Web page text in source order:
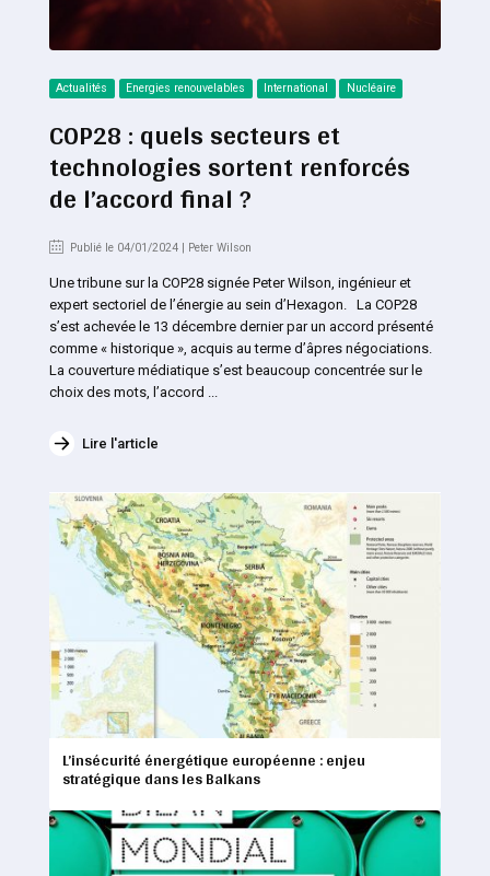
Actualités Energies renouvelables International Nucléaire
COP28 : quels secteurs et
technologies sortent renforcés
de l’accord final ?
Publié le 04/01/2024 | Peter Wilson
Une tribune sur la COP28 signée Peter Wilson, ingénieur et
expert sectoriel de l’énergie au sein d’Hexagon. La COP28
s’est achevée le 13 décembre dernier par un accord présenté
comme « historique », acquis au terme d’âpres négociations.
La couverture médiatique s’est beaucoup concentrée sur le
choix des mots, l’accord ...
Lire l'article
L’insécurité énergétique européenne : enjeu
stratégique dans les Balkans